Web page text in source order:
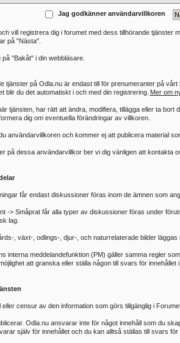
Jag godkänner användarvillkoren
vill registrera dig i forumet med dess tillhörande tjänster
på "Nästa".
"Bakåt" i din webbläsare.
tjänster på Odla.nu är endast till för prenumeranter på
blir du det automatiskt i och med din registrering. Mer om
tjänsten, har rätt att ändra, modifiera, tillägga eller ta bort
dig om eventuella förändringar av villkoren.
användarvillkoren och kommer ej att publicera material
på dessa användarvillkor ber vi dig vänligen att kontakta
får endast diskussioner föras inom de ämnen som
-> Småprat får alla typer av diskussioner föras under
lag.
, växt-, odlings-, djur-, och naturrelaterade bilder läggas
interna meddelandefunktion (PM) gäller samma regler
att granska eller ställa någon till svars för
censur av den information som görs tillgänglig i
Odla.nu ansvarar inte för något innehåll som du
själv för innehållet och du kan alltså ställas till svars för